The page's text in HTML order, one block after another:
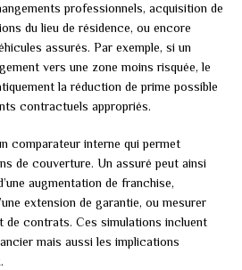
professionnels, acquisition de
du lieu de résidence, ou encore
assurés. Par exemple, si un
vers une zone moins risquée, le
la réduction de prime possible
contractuels appropriés.
comparateur interne qui permet
de couverture. Un assuré peut ainsi
augmentation de franchise,
extension de garantie, ou mesurer
de contrats. Ces simulations incluent
mais aussi les implications